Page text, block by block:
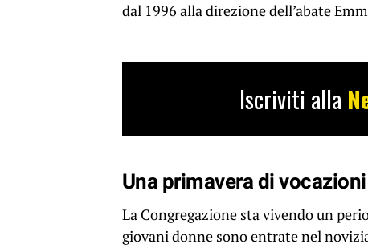
dal 1996 alla direzione dell’abate
Iscriviti alla
Una primavera di vocazioni
La Congregazione sta vivendo un
giovani donne sono entrate nel